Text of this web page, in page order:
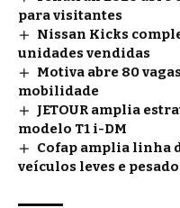
para visitantes
Nissan Kicks
unidades vendidas
Motiva abre 80
mobilidade
JETOUR amplia
modelo T1 i-DM
Cofap amplia linha
veículos leves e